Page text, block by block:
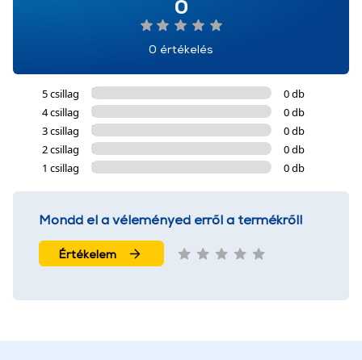
0
0 értékelés
5 csillag
0 db
4 csillag
0 db
3 csillag
0 db
2 csillag
0 db
1 csillag
0 db
Mondd el a véleményed erről a termékről!
Értékelem